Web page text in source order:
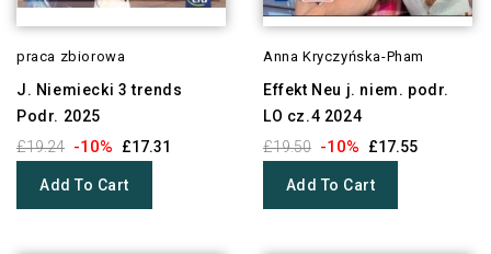
praca zbiorowa
J. Niemiecki 3 trends
Podr. 2025
£19.24 -10% £17.31
Add To Cart
Anna Kryczyńska-Pham
Effekt Neu j. niem. podr.
LO cz.4 2024
£19.50 -10% £17.55
Add To Cart